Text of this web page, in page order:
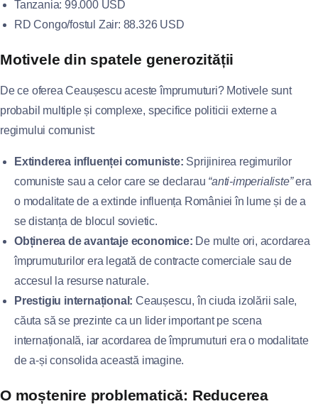
Tanzania: 99.000 USD
RD Congo/fostul Zair: 88.326 USD
Motivele din spatele generozității
De ce oferea Ceaușescu aceste împrumuturi? Motivele sunt
probabil multiple și complexe, specifice politicii externe a
regimului comunist:
Extinderea influenței comuniste: Sprijinirea regimurilor
comuniste sau a celor care se declarau “anti-imperialiste”era
o modalitate de a extinde influența României în lume și de a
se distanța de blocul sovietic.
Obținerea de avantaje economice: De multe ori, acordarea
împrumuturilor era legată de contracte comerciale sau de
accesul la resurse naturale.
Prestigiu internațional: Ceaușescu, în ciuda izolării sale,
căuta să se prezinte ca un lider important pe scena
internațională, iar acordarea de împrumuturi era o modalitate
de a-și consolida această imagine.
O moștenire problematică: Reducerea